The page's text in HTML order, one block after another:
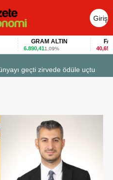
Giriş
Yap
GRAM ALTIN
6.890,411,09%
FAİZ
40,65-
geçti zirvede ödüle uçtu